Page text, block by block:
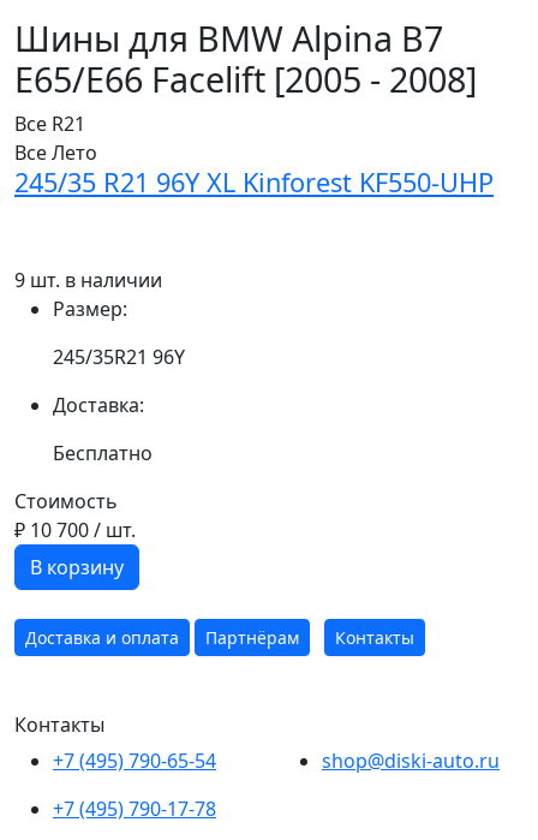
Шины для BMW Alpina B7
E65/E66 Facelift [2005 - 2008]
Все R21
ВсеЛето
245/35 R21 96Y XL Kinforest KF550-UHP
9 шт. в наличии
Размер:
245/35R21 96Y
Доставка:
Бесплатно
Стоимость
₽ 10 700/ шт.
В корзину
Доставка и оплата Партнёрам Контакты
Контакты
+7 (495) 790-65-54
+7 (495) 790-17-78
shop@diski-auto.ru